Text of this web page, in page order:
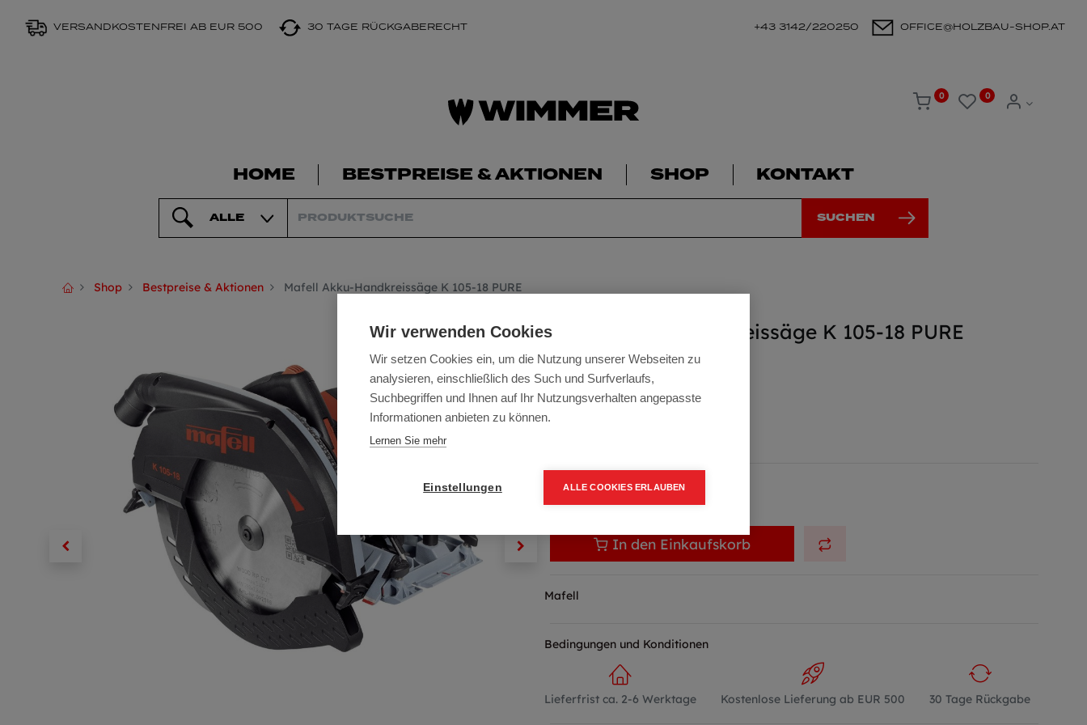
VERSANDKOSTENFREI AB EUR 500 30 TAGE RÜCKGABERECHT +43 3142/220250 OFFICE@HOLZBAU-SHOP.AT
0 0
HOME BESTPREISE & AKTIONEN SHOP KONTAKT
ALLE SUCHEN
Shop Bestpreise & Aktionen Mafell Akku-Handkreissäge K 105-18 PURE
Mafell Akku-Handkreissäge K 105-18 PURE
Artikelnummer:91D302
1.399,00€
In den Einkaufskorb
Mafell
Bedingungen und Konditionen
Lieferfrist ca. 2-6 Werktage Kostenlose Lieferung ab EUR 500 30 Tage Rückgabe
Wir verwenden Cookies
Wir setzen Cookies ein, um die Nutzung unserer Webseiten zu
analysieren, einschließlich des Such und Surfverlaufs,
Suchbegriffen und Ihnen auf Ihr Nutzungsverhalten angepasste
Informationen anbieten zu können.
Lernen Sie mehr
Einstellungen ALLE COOKIES ERLAUBEN